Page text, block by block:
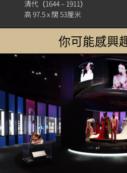
清代（1644 – 1911）
高 97.5 x 闊 53厘米
你可能感興